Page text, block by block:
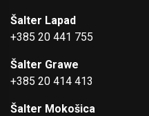
Šalter Lapad
+385 20 441 755
Šalter Grawe
+385 20 414 413
Šalter Mokošica